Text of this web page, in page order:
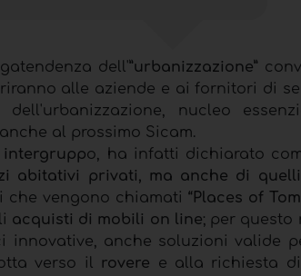
dell'”urbanizzazione”
alle aziende e ai fornitori di
nucleo
al prossimo Sicam.
intergruppo, ha infatti dichiarato
abitativi privati, ma anche di
vengono chiamati “Places of
acquisti di mobili on line; per questo
anche soluzioni valide
verso il rovere e alla richiesta